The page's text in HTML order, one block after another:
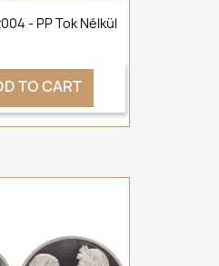
- PP Tok Nélkül
TO CART